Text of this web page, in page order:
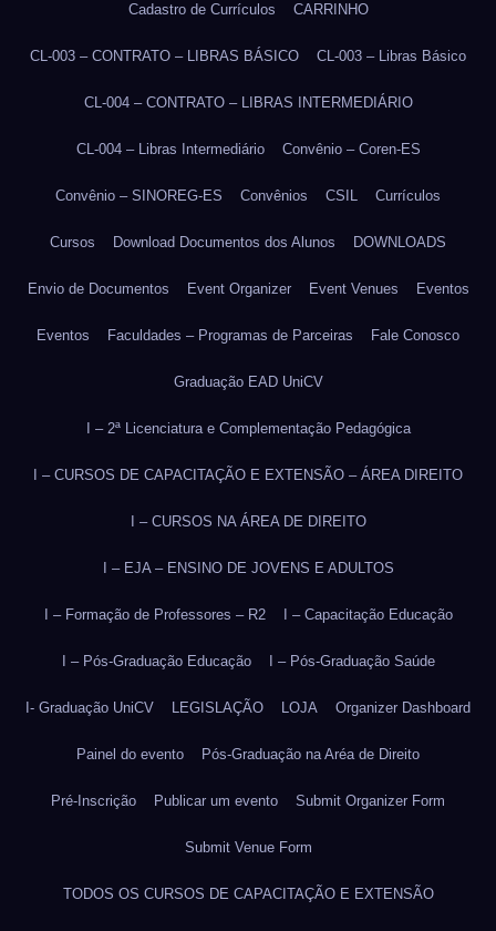
Cadastro de Currículos CARRINHO
CL-003 – CONTRATO – LIBRAS BÁSICO CL-003 – Libras Básico
CL-004 – CONTRATO – LIBRAS INTERMEDIÁRIO
CL-004 – Libras Intermediário Convênio – Coren-ES
Convênio – SINOREG-ES Convênios CSIL Currículos
Cursos Download Documentos dos Alunos DOWNLOADS
Envio de Documentos Event Organizer Event Venues Eventos
Eventos Faculdades – Programas de Parceiras Fale Conosco
Graduação EAD UniCV
I – 2ª Licenciatura e Complementação Pedagógica
I – CURSOS DE CAPACITAÇÃO E EXTENSÃO – ÁREA DIREITO
I – CURSOS NA ÁREA DE DIREITO
I – EJA – ENSINO DE JOVENS E ADULTOS
I – Formação de Professores – R2 I – Capacitação Educação
I – Pós-Graduação Educação I – Pós-Graduação Saúde
I- Graduação UniCV LEGISLAÇÃO LOJA Organizer Dashboard
Painel do evento Pós-Graduação na Aréa de Direito
Pré-Inscrição Publicar um evento Submit Organizer Form
Submit Venue Form
TODOS OS CURSOS DE CAPACITAÇÃO E EXTENSÃO